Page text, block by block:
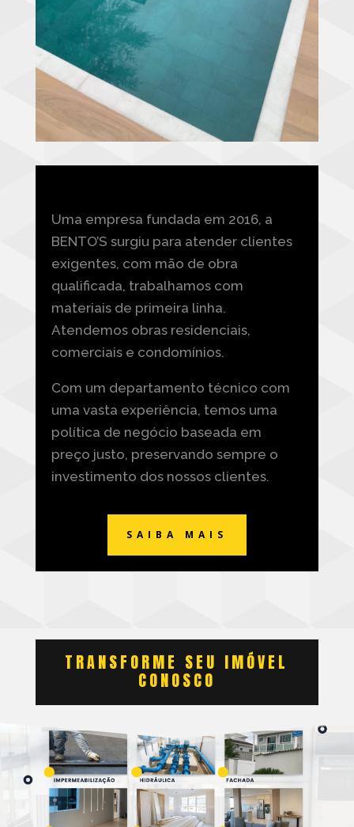
Uma empresa fundada em 2016, a
BENTO’S surgiu para atender clientes
exigentes, com mão de obra
qualificada, trabalhamos com
materiais de primeira linha.
Atendemos obras residenciais,
comerciais e condomínios.
Com um departamento técnico com
uma vasta experiência, temos uma
política de negócio baseada em
preço justo, preservando sempre o
investimento dos nossos clientes.
SAIBA MAIS
TRANSFORME SEU IMÓVEL
CONOSCO